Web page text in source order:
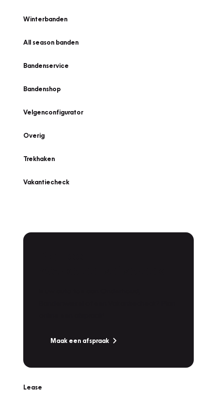
Winterbanden
All season banden
Bandenservice
Bandenshop
Velgenconfigurator
Overig
Trekhaken
Vakantiecheck
Maak een afspraak
Lease